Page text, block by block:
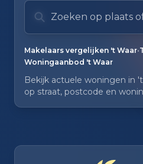
Zoek op plaats of
Typ om te zoeken.
Makelaars vergelijken 't Waar•
Woningaanbod 't Waar
Bekijk actuele woningen in
op straat, postcode en